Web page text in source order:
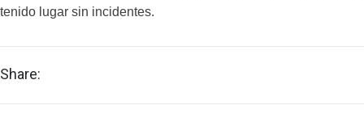
tenido lugar sin incidentes.
Share: